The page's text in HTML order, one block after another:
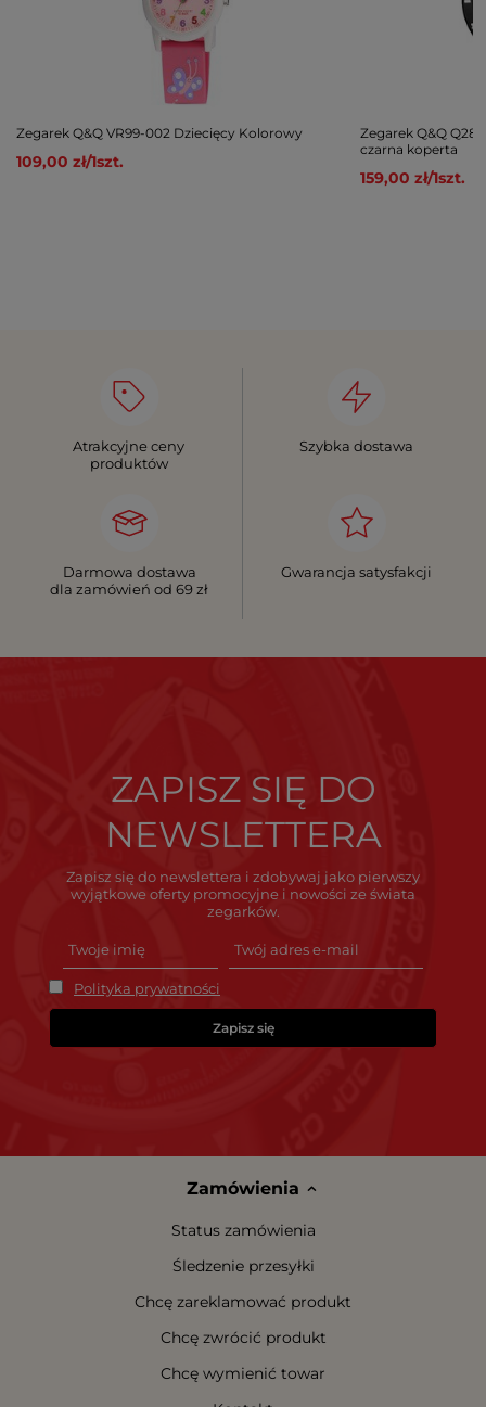
Zegarek Q&Q VR99-002 Dziecięcy Kolorowy
109,00 zł/1szt.
Zegarek Q&Q
czarna koperta
159,00 zł/1szt.
Atrakcyjne ceny
produktów
Szybka dostawa
Darmowa dostawa
dla zamówień od 69 zł
Gwarancja satysfakcji
ZAPISZ SIĘ DO
NEWSLETTERA
Zapisz się do newslettera i zdobywaj jako pierwszy
wyjątkowe oferty promocyjne i nowości ze świata
zegarków.
Polityka prywatności
Zapisz się
Zamówienia
Status zamówienia
Śledzenie przesyłki
Chcę zareklamować produkt
Chcę zwrócić produkt
Chcę wymienić towar